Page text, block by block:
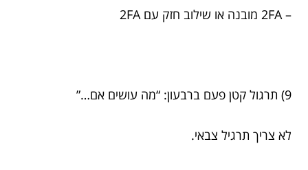
– 2FA מובנה או שילוב חזק עם 2FA
9) תרגול קטן פעם ברבעון: “מה עושים אם…”
לא צריך תרגיל צבאי.